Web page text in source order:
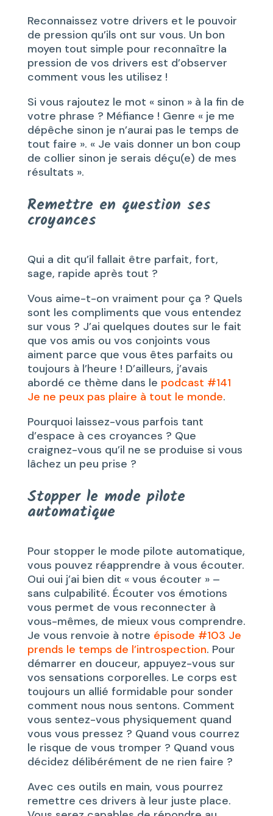
Reconnaissez votre drivers et le pouvoir
de pression qu’ils ont sur vous. Un bon
moyen tout simple pour reconnaître la
pression de vos drivers est d’observer
comment vous les utilisez !
Si vous rajoutez le mot « sinon » à la fin de
votre phrase ? Méfiance ! Genre « je me
dépêche sinon je n’aurai pas le temps de
tout faire ». « Je vais donner un bon coup
de collier sinon je serais déçu(e) de mes
résultats ».
Remettre en question ses
croyances
Qui a dit qu’il fallait être parfait, fort,
sage, rapide après tout ?
Vous aime-t-on vraiment pour ça ? Quels
sont les compliments que vous entendez
sur vous ? J’ai quelques doutes sur le fait
que vos amis ou vos conjoints vous
aiment parce que vous êtes parfaits ou
toujours à l’heure ! D’ailleurs, j’avais
abordé ce thème dans le podcast #141
Je ne peux pas plaire à tout le monde.
Pourquoi laissez-vous parfois tant
d’espace à ces croyances ? Que
craignez-vous qu’il ne se produise si vous
lâchez un peu prise ?
Stopper le mode pilote
automatique
Pour stopper le mode pilote automatique,
vous pouvez réapprendre à vous écouter.
Oui oui j’ai bien dit « vous écouter » –
sans culpabilité. Écouter vos émotions
vous permet de vous reconnecter à
vous-mêmes, de mieux vous comprendre.
Je vous renvoie à notre épisode #103 Je
prends le temps de l’introspection. Pour
démarrer en douceur, appuyez-vous sur
vos sensations corporelles. Le corps est
toujours un allié formidable pour sonder
comment nous nous sentons. Comment
vous sentez-vous physiquement quand
vous vous pressez ? Quand vous courrez
le risque de vous tromper ? Quand vous
décidez délibérément de ne rien faire ?
Avec ces outils en main, vous pourrez
remettre ces drivers à leur juste place.